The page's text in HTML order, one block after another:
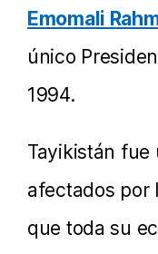
Emomali
único
1994.
Tayikistán fue
afectados por
que toda su